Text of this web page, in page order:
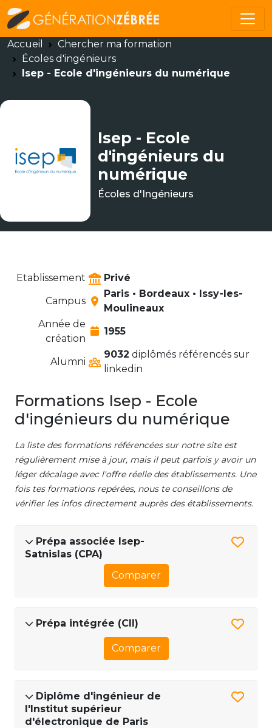
Accueil
Chercher ma formation
Écoles d'ingénieurs
Isep - Ecole d'ingénieurs du numérique
Isep - Ecole
d'ingénieurs du
numérique
Écoles d'Ingénieurs
Etablissement
Privé
Campus
Paris • Bordeaux • Issy-les-
Moulineaux
Année de
création
1955
Alumni
9032 diplômés référencés sur
linkedin
Formations Isep - Ecole
d'ingénieurs du numérique
La liste des formations référencées sur notre site est
régulièrement mise à jour, mais il peut parfois y avoir un
léger décalage avec l'offre réelle des établissements. Une
fois tes formations repérées, nous te conseillons de
vérifier les infos directement auprès des établissements.
Prépa associée Isep-
Satnislas (CPA)
Comparer
Prépa intégrée (CII)
Comparer
Diplôme d'ingénieur de
l'Institut supérieur
d'électronique de Paris